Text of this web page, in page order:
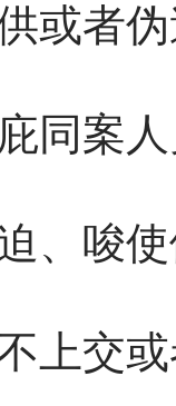
者伪
案人
唆使
交或